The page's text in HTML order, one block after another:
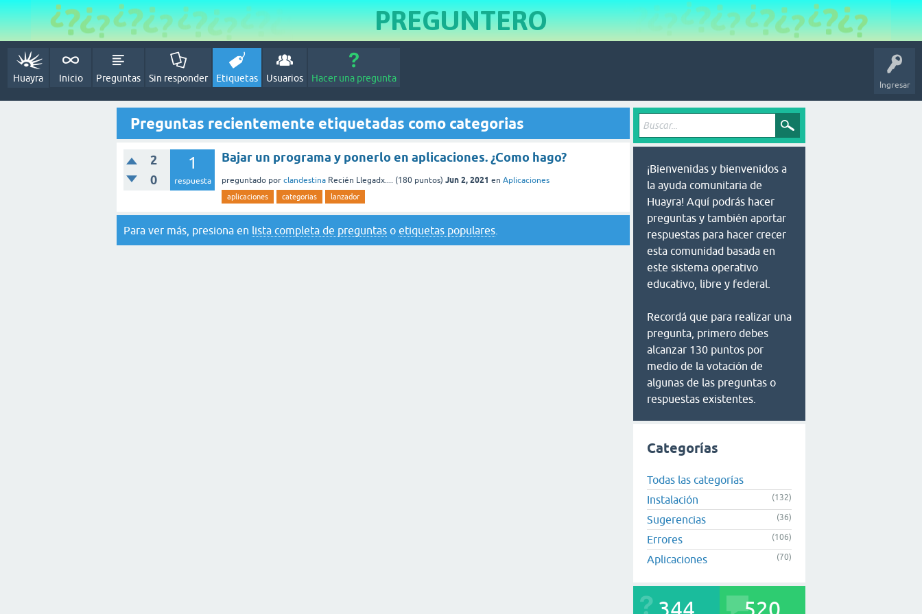
PREGUNTERO
Ingresar
Huayra Inicio Preguntas Sin responder Etiquetas Usuarios Hacer una pregunta
Preguntas recientemente etiquetadas como categorias
2
0
1
respuesta
Bajar un programa y ponerlo en aplicaciones. ¿Como hago?
preguntado por clandestina Recién Llegadx.... (180 puntos) Jun 2, 2021 en Aplicaciones
aplicaciones categorias lanzador
Para ver más, presiona en lista completa de preguntas o etiquetas populares
¡Bienvenidas y bienvenidos a
la ayuda comunitaria de
Huayra! Aquí podrás hacer
preguntas y también aportar
respuestas para hacer crecer
esta comunidad basada en
este sistema operativo
educativo, libre y federal.
Recordá que para realizar una
pregunta, primero debes
alcanzar 130 puntos por
medio de la votación de
algunas de las preguntas o
respuestas existentes.
Categorías
Todas las categorías
Instalación
(132)
Sugerencias (36)
Errores (106)
Aplicaciones (70)
344 520